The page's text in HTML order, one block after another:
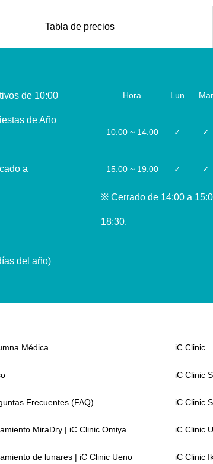
Tabla de precios
de 10:00
de Año
a
del año)
Hora Lun Mar
10:00 ~ 14:00 ✓ ✓
15:00 ~ 19:00 ✓ ✓
※ Cerrado de 14:00 a
18:30.
Médica
Frecuentes (FAQ)
MiraDry | iC Clinic Omiya
de lunares | iC Clinic Ueno
iC Clinic
iC Clinic
iC Clinic
iC Clinic
iC Clinic